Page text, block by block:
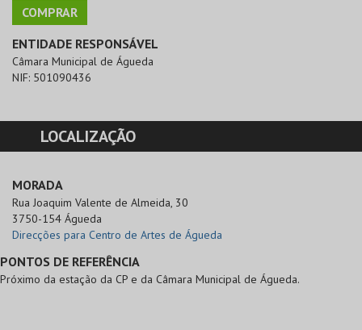
COMPRAR
ENTIDADE RESPONSÁVEL
Câmara Municipal de Águeda
NIF: 501090436
LOCALIZAÇÃO
MORADA
Rua Joaquim Valente de Almeida, 30
3750-154 Águeda
Direcções para Centro de Artes de Águeda
PONTOS DE REFERÊNCIA
Próximo da estação da CP e da Câmara Municipal de Águeda.